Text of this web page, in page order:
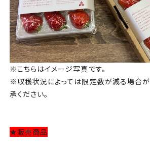
※こちらはイメージ写真です。
※収穫状況によっては限定数が減る場合が
承ください。
★販売商品